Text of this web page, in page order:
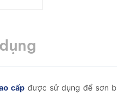
cấp được sử dụng để sơn